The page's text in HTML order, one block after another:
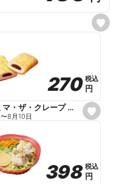
s
e
s
e
o
r
i
270
270 税込
税込
円
円
ファミマ・ザ・クレープ 生チョコ
〜8月10日
398
398 税込
税込
円
円